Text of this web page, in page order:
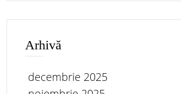
Arhivă
decembrie 2025